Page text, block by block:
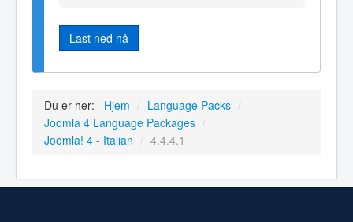
Last ned nå
Du er her: Hjem / Language Packs /
Joomla 4 Language Packages /
Joomla! 4 - Italian / 4.4.4.1